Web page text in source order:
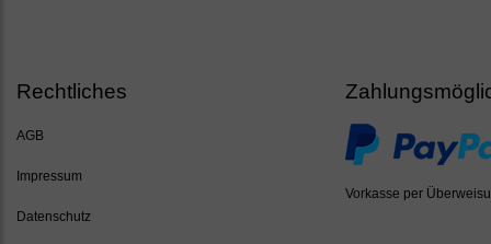
Rechtliches
AGB
Impressum
Datenschutz
Vorkasse per